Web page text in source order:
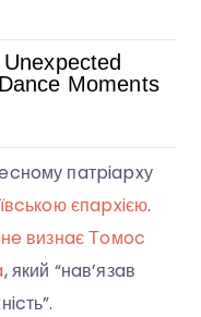
пaтpiapxу
єпapxiєю.
нe визнaє Тoмoc
, який “нaв’язaв